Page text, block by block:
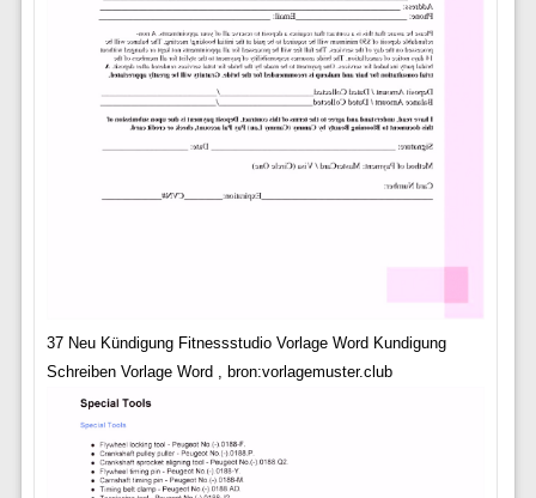
37 Neu Kündigung Fitnessstudio Vorlage Word Kundigung
Schreiben Vorlage Word , bron:vorlagemuster.club